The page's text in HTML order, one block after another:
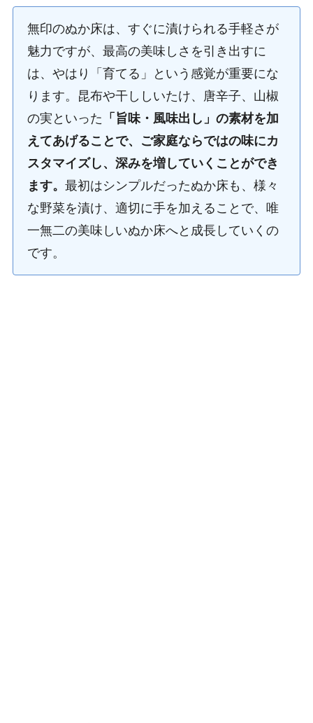
無印のぬか床は、すぐに漬けられる手軽さが
魅力ですが、最高の美味しさを引き出すに
は、やはり「育てる」という感覚が重要にな
ります。昆布や干ししいたけ、唐辛子、山椒
の実といった 「旨味・風味出し」の素材を加
えてあげることで、ご家庭ならではの味にカ
スタマイズし、深みを増していくことができ
ます。 最初はシンプルだったぬか床も、様々
な野菜を漬け、適切に手を加えることで、唯
一無二の美味しいぬか床へと成長していくの
です。